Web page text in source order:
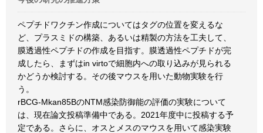
ペプチドワクチン作成についてはタグの位置を変えるな
ど、プラスミドの構築、あるいは精製の方法を工夫して、
膜透過性ペプチドの作成を目指す。膜透過性ペプチドが完
成したら、まずはin virtoで細胞内への取り込みが見られる
かどうか検討する。その後マウスを用いた動物実験を行
う。
rBCG-Mkan85BのNTM感染防御能の評価の実験について
は、現在論文投稿準備中である。2021年度中に投稿する予
定である。さらに、オスとメスのマウスを用いて感染実験